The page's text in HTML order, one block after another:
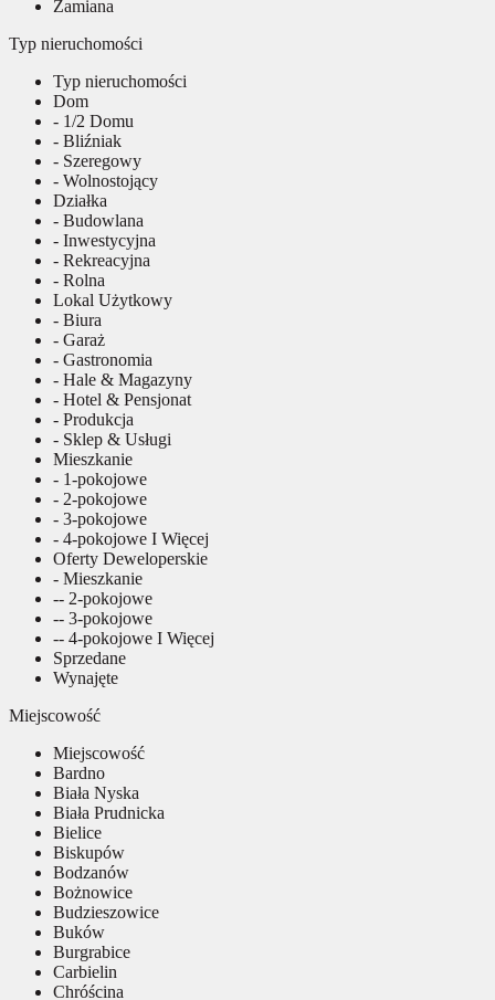
Zamiana
Typ nieruchomości
Typ nieruchomości
Dom
- 1/2 Domu
- Bliźniak
- Szeregowy
- Wolnostojący
Działka
- Budowlana
- Inwestycyjna
- Rekreacyjna
- Rolna
Lokal Użytkowy
- Biura
- Garaż
- Gastronomia
- Hale & Magazyny
- Hotel & Pensjonat
- Produkcja
- Sklep & Usługi
Mieszkanie
- 1-pokojowe
- 2-pokojowe
- 3-pokojowe
- 4-pokojowe I Więcej
Oferty Deweloperskie
- Mieszkanie
-- 2-pokojowe
-- 3-pokojowe
-- 4-pokojowe I Więcej
Sprzedane
Wynajęte
Miejscowość
Miejscowość
Bardno
Biała Nyska
Biała Prudnicka
Bielice
Biskupów
Bodzanów
Bożnowice
Budzieszowice
Buków
Burgrabice
Carbielin
Chróścina